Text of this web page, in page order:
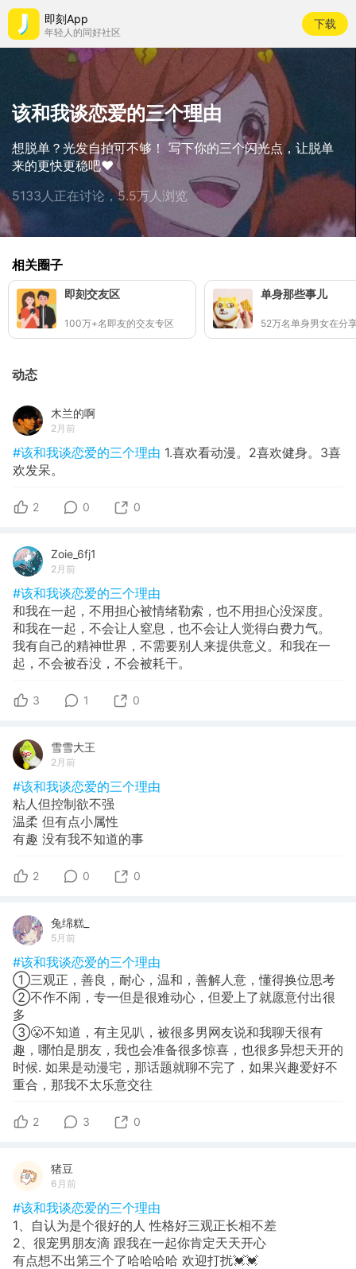
即刻App
年轻人的同好社区
下载
该和我谈恋爱的三个理由
想脱单？光发自拍可不够！ 写下你的三个闪光点，让脱单
来的更快更稳吧❤️
5133人正在讨论，5.5万人浏览
相关圈子
即刻交友区
100万+名即友的交友专区
单身那些事儿
52万名单身男女在分
动态
木兰的啊
2月前
#该和我谈恋爱的三个理由 1.喜欢看动漫。2喜欢健身。3喜
欢发呆。
2 0 0
Zoie_6fj1
2月前
#该和我谈恋爱的三个理由
和我在一起，不用担心被情绪勒索，也不用担心没深度。
和我在一起，不会让人窒息，也不会让人觉得白费力气。
我有自己的精神世界，不需要别人来提供意义。和我在一
起，不会被吞没，不会被耗干。
3 1 0
雪雪大王
2月前
#该和我谈恋爱的三个理由
粘人但控制欲不强
温柔 但有点小属性
有趣 没有我不知道的事
2 0 0
兔绵糕_
5月前
#该和我谈恋爱的三个理由
①三观正，善良，耐心，温和，善解人意，懂得换位思考
②不作不闹，专一但是很难动心，但爱上了就愿意付出很
多
③😤不知道，有主见叭，被很多男网友说和我聊天很有
趣，哪怕是朋友，我也会准备很多惊喜，也很多异想天开的
时候. 如果是动漫宅，那话题就聊不完了，如果兴趣爱好不
重合，那我不太乐意交往
2 3 0
猪豆
6月前
#该和我谈恋爱的三个理由
1、自认为是个很好的人 性格好三观正长相不差
2、很宠男朋友滴 跟我在一起你肯定天天开心
有点想不出第三个了哈哈哈哈 欢迎打扰💓💓